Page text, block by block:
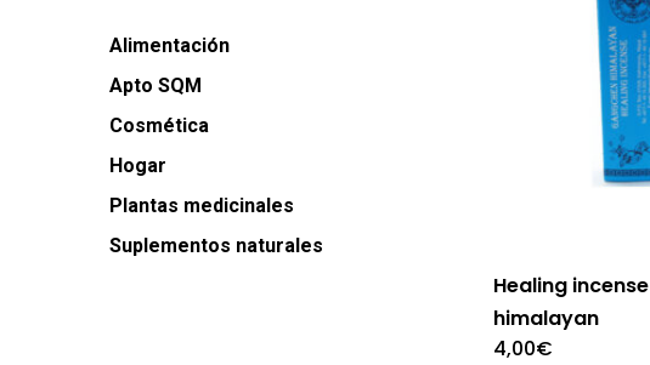
Alimentación
Apto SQM
Cosmética
Hogar
Plantas medicinales
Suplementos naturales
Healing
himalayan
4,00€